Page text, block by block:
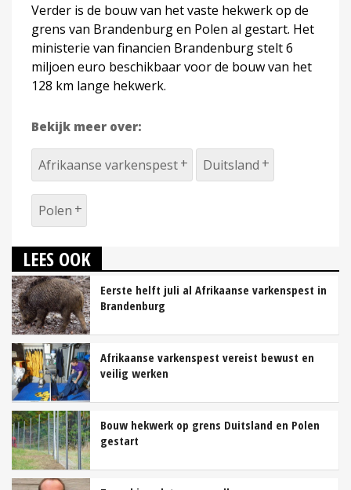
Verder is de bouw van het vaste hekwerk op de
grens van Brandenburg en Polen al gestart. Het
ministerie van financien Brandenburg stelt 6
miljoen euro beschikbaar voor de bouw van het
128 km lange hekwerk.
Bekijk meer over:
Afrikaanse varkenspest Duitsland
Polen
LEES OOK
Eerste helft juli al Afrikaanse varkenspest in
Brandenburg
Afrikaanse varkenspest vereist bewust en
veilig werken
Bouw hekwerk op grens Duitsland en Polen
gestart